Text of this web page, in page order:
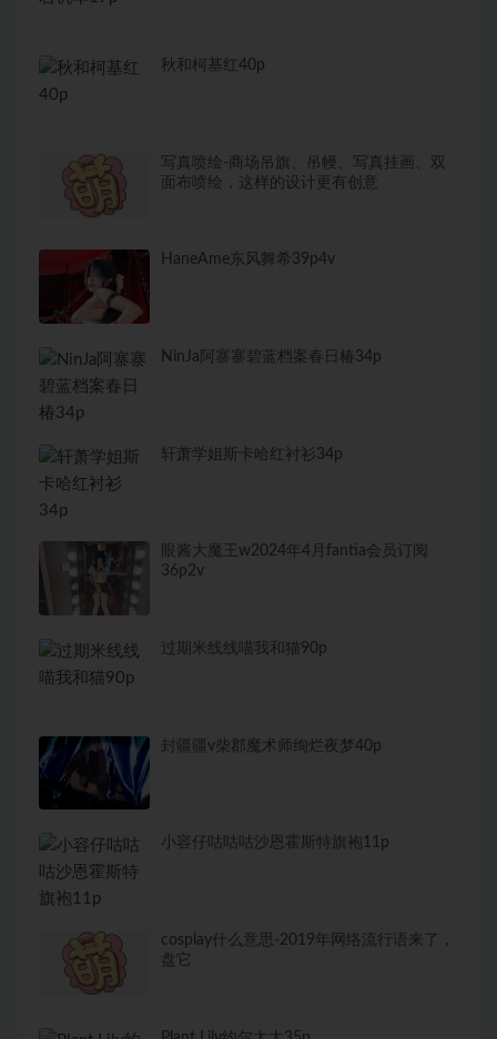
秋和柯基红40p
写真喷绘-商场吊旗、吊幔、写真挂画、双
面布喷绘，这样的设计更有创意
HaneAme东风舞希39p4v
NinJa阿寨寨碧蓝档案春日椿34p
轩萧学姐斯卡哈红衬衫34p
眼酱大魔王w2024年4月fantia会员订阅
36p2v
过期米线线喵我和猫90p
封疆疆v柴郡魔术师绚烂夜梦40p
小容仔咕咕咕沙恩霍斯特旗袍11p
cosplay什么意思-2019年网络流行语来了，
盘它